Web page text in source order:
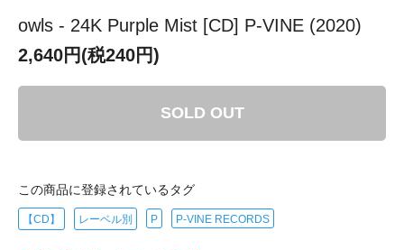
owls - 24K Purple Mist [CD] P-VINE (2020)
2,640円(税240円)
SOLD OUT
この商品に登録されているタグ
【CD】 レーベル別 P P-VINE RECORDS